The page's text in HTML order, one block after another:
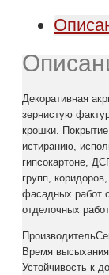
Декоративная
зернистую
крошки.
истиранию,
гипсокартоне,
групп,
фасадных работ
отделочных
Время
Устойчивость к